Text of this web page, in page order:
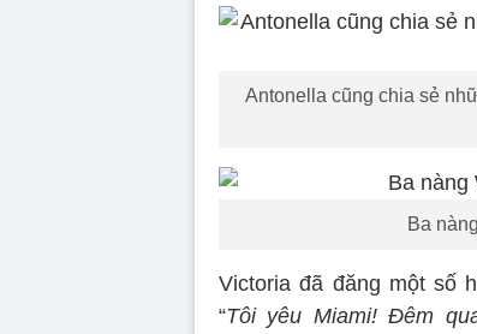
Antonella cũng chia sẻ
Ba
Victoria đã đăng một số
“Tôi yêu Miami! Đêm